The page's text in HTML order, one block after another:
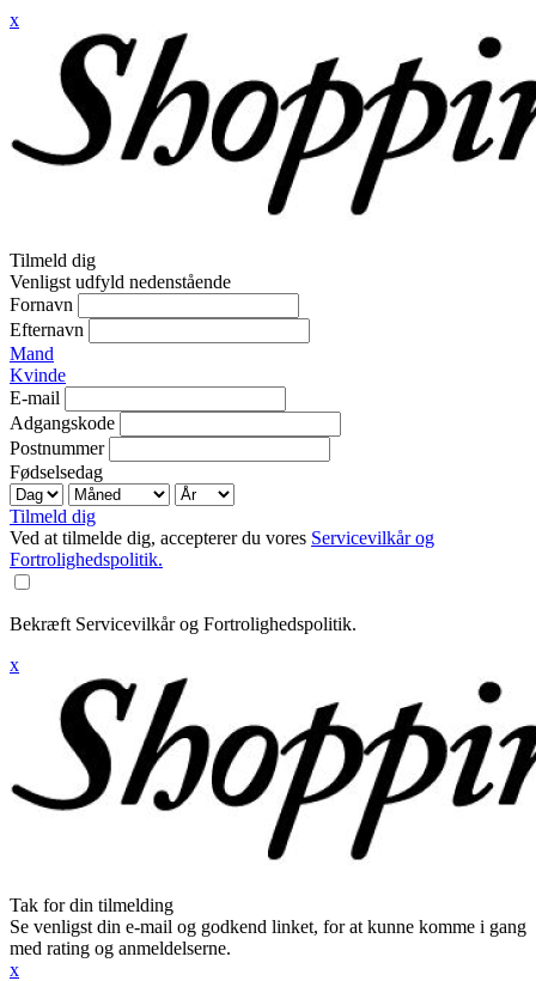
x
Tilmeld dig
Venligst udfyld nedenstående
Fornavn
Efternavn
Mand
Kvinde
E-mail
Adgangskode
Postnummer
Fødselsedag
Tilmeld dig
Ved at tilmelde dig, accepterer du vores Servicevilkår og
Fortrolighedspolitik.
Bekræft Servicevilkår og Fortrolighedspolitik.
x
Tak for din tilmelding
Se venligst din e-mail og godkend linket, for at kunne komme i gang
med rating og anmeldelserne.
x